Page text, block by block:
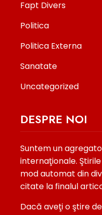
Fapt Divers
Politica
Politica Externa
Sanatate
Uncategorized
DESPRE NOI
Suntem un
internaţionale.
mod automat din
citate la finalul
Dacă aveţi o ştire